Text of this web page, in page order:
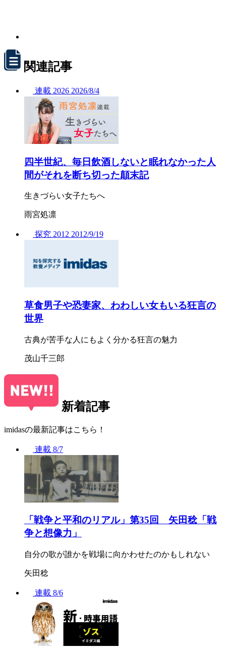
関連記事
連載 2026 2026/8/4
四半世紀、毎日飲酒しないと眠れなかった人
間がそれを断ち切った顛末記
生きづらい女子たちへ
雨宮処凛
探究 2012 2012/9/19
草食男子や恐妻家、わわしい女もいる狂言の
世界
古典が苦手な人にもよく分かる狂言の魅力
茂山千三郎
新着記事
imidasの最新記事はこちら！
連載 8/7
「戦争と平和のリアル」第35回 矢田稔「戦
争と想像力」
自分の歌が誰かを戦場に向かわせたのかもしれない
矢田稔
連載 8/6